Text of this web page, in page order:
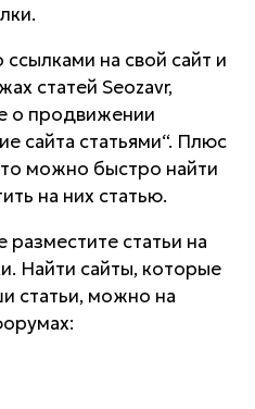
на свой сайт и
статей Seozavr,
о продвижении
сайта статьями“. Плюс
можно быстро найти
на них статью.
статьи на
Найти сайты, которые
статьи, можно на